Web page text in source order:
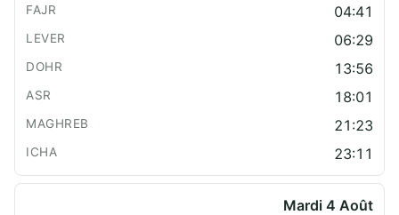
04:41
06:29
13:56
18:01
21:23
23:11
Mardi 4 Août